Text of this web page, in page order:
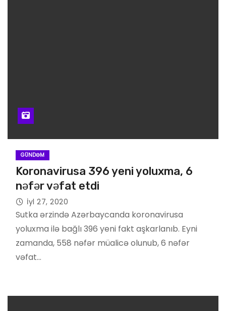
GÜNDƏM
Koronavirusa 396 yeni yoluxma, 6
nəfər vəfat etdi
İyl 27, 2020
Sutka ərzində Azərbaycanda koronavirusa
yoluxma ilə bağlı 396 yeni fakt aşkarlanıb. Eyni
zamanda, 558 nəfər müalicə olunub, 6 nəfər
vəfat…